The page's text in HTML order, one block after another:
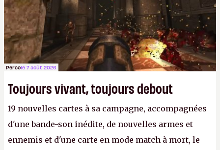
Percole 7 août 2026
Toujours vivant, toujours debout
19 nouvelles cartes à sa campagne, accompagnées
d'une bande-son inédite, de nouvelles armes et
ennemis et d'une carte en mode match à mort, le